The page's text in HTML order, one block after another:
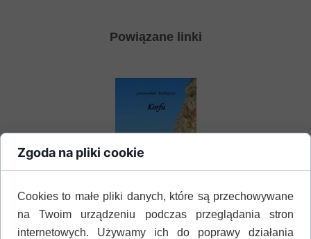
Powiązane linki
przewodnik [pdf]
Zgoda na pliki cookie
Cookies to małe pliki danych, które są przechowywane
na Twoim urządzeniu podczas przeglądania stron
internetowych. Używamy ich do poprawy działania